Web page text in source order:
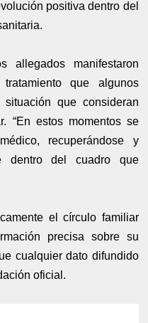
positiva dentro del
allegados manifestaron
que algunos
que consideran
“En estos momentos se
recuperándose y
dentro del cuadro que
el círculo familiar
precisa sobre su
cualquier dato difundido
oficial.